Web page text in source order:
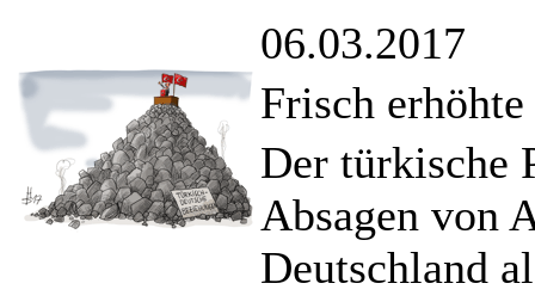
06.03.2017
Frisch
Der türkische
Absagen von
Deutschland